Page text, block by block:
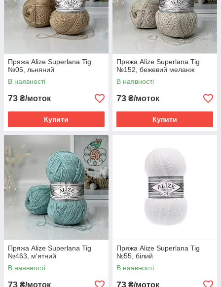
Пряжа Alize Superlana Tig
№05, льняний
В наявності
73 ₴/моток
Купити
Пряжа Alize Superlana Tig
№152, бежевий меланж
В наявності
73 ₴/моток
Купити
Пряжа Alize Superlana Tig
№463, м'ятний
В наявності
73 ₴/моток
Пряжа Alize Superlana Tig
№55, білий
В наявності
73 ₴/моток